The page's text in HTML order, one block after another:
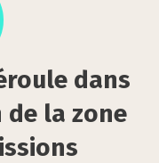
dans
la zone